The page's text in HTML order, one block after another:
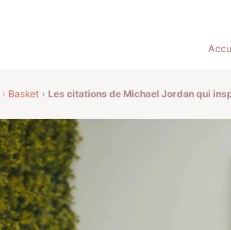
› Basket › Les citations de Michael Jordan qui